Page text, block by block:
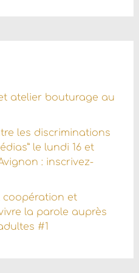
atelier bouturage au
les discriminations
le lundi 16 et
: inscrivez-
coopération et
la parole auprès
#1